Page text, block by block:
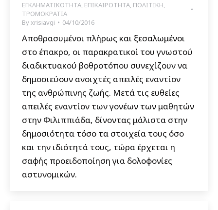
ΕΓΚΛΗΜΑΤΙΚΟΤΗΤΑ, ΕΠΙΚΑΙΡΟΤΗΤΑ, ΠΟΛΙΤΙΚΗ,
ΤΡΟΜΟΚΡΑΤΙΑ
Byxrisiavgi 04/10/2016
Αποθρασυμένοι πλήρως και ξεσαλωμένοι
στο έπακρο, οι παρακρατικοί του γνωστού
διαδικτυακού βοθροτόπου συνεχίζουν να
δημοσιεύουν ανοιχτές απειλές εναντίον
της ανθρώπινης ζωής. Μετά τις ευθείες
απειλές εναντίον των γονέων των μαθητών
στην Φιλιππιάδα, δίνοντας μάλιστα στην
δημοσιότητα τόσο τα στοιχεία τους όσο
και την ιδιότητά τους, τώρα έρχεται η
σαφής προειδοποίηση για δολοφονίες
αστυνομικών.